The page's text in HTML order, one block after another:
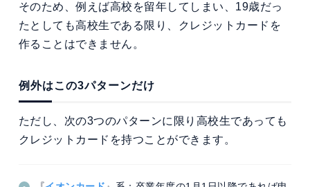
そのため、例えば高校を留年してしまい、19歳だっ
たとしても高校生である限り、クレジットカードを
作ることはできません。
例外はこの3パターンだけ
ただし、次の3つのパターンに限り高校生であっても
クレジットカードを持つことができます。